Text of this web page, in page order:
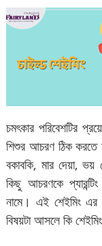
চমৎকার পরিবেশটির
শিশুর আচরণ ঠিক
বকাবকি, মার দেয়া,
কিছু আচরণকে
নামে। এই শেইমিং এর
বিষয়টা আসলে কি